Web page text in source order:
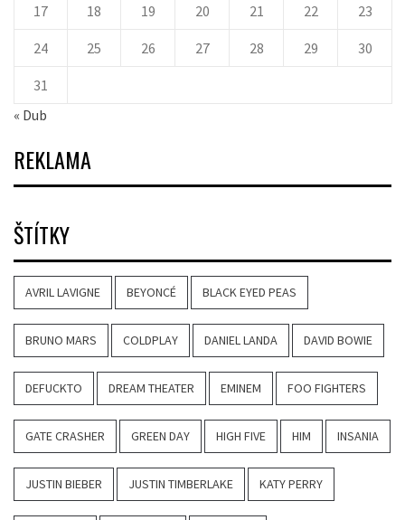
17 18 19 20 21 22 23
24 25 26 27 28 29 30
31
« Dub
REKLAMA
ŠTÍTKY
AVRIL LAVIGNE BEYONCÉ BLACK EYED PEAS
BRUNO MARS COLDPLAY DANIEL LANDA DAVID BOWIE
DEFUCKTO DREAM THEATER EMINEM FOO FIGHTERS
GATE CRASHER GREEN DAY HIGH FIVE HIM INSANIA
JUSTIN BIEBER JUSTIN TIMBERLAKE KATY PERRY